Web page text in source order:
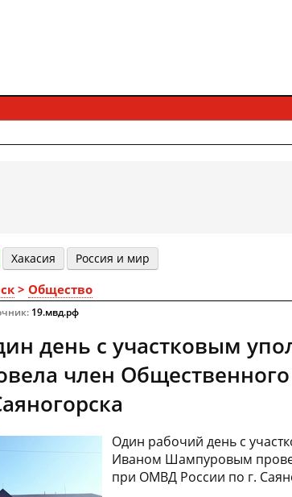
Хакасия Россия и мир
> Общество
19.мвд.рф
день с участковым
член Общественного
Один рабочий день с
Иваном Шампуровым
при ОМВД России по г.